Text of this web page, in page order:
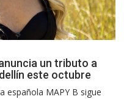
un tributo a
este octubre
española MAPY B sigue